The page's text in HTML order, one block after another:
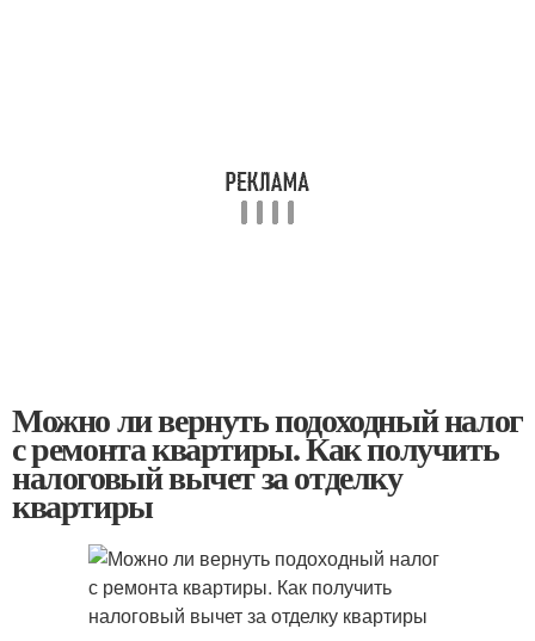
Можно ли вернуть подоходный налог
с ремонта квартиры. Как получить
налоговый вычет за отделку
квартиры